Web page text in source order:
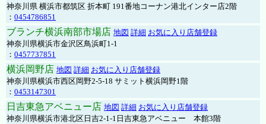
神奈川県 横浜市都筑区 折本町 191番地コーナン港北インター店2階
： 0454786851
ブランチ横浜南部市場店 地図 詳細 お気に入り店舗登録
神奈川県横浜市金沢区鳥浜町1-1
： 0457737851
横浜岡野店 地図 詳細 お気に入り店舗登録
神奈川県横浜市西区岡野2-5-18 サミット横浜岡野1階
： 0453147301
日吉東急アベニュー店 地図 詳細 お気に入り店舗登録
神奈川県横浜市港北区日吉2-1-1日吉東急アベニュー 本館3階